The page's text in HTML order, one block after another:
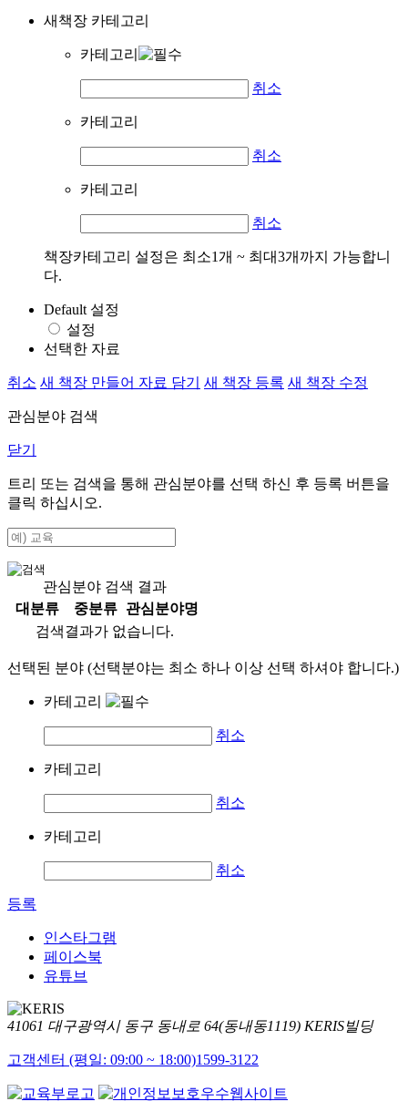
새책장 카테고리
카테고리
취소
카테고리
취소
카테고리
취소
책장카테고리 설정은 최소1개 ~ 최대3개까지 가능합니
다.
Default 설정
설정
선택한 자료
취소 새 책장 만들어 자료 담기 새 책장 등록 새 책장 수정
관심분야 검색
닫기
트리 또는 검색을 통해 관심분야를 선택 하신 후 등록 버튼을
클릭 하십시오.
관심분야 검색 결과
대분류
중분류
관심분야명
검색결과가 없습니다.
선택된 분야 (선택분야는 최소 하나 이상 선택 하셔야 합니다.)
카테고리
취소
카테고리
취소
카테고리
취소
등록
인스타그램
페이스북
유튜브
41061 대구광역시 동구 동내로 64(동내동1119) KERIS빌딩
고객센터 (평일: 09:00 ~ 18:00)1599-3122